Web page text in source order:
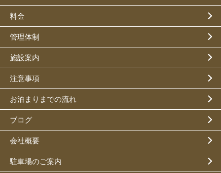
料金
管理体制
施設案内
注意事項
お泊まりまでの流れ
ブログ
会社概要
駐車場のご案内